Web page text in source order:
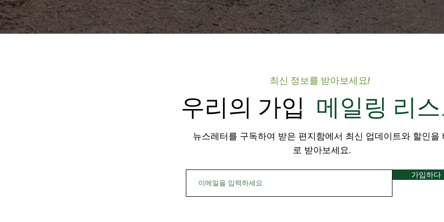
모두 확인
최신 정보를 받아보세요!
우리의 가입 메일링 리
뉴스레터를 구독하여 받은 편지함에서 최신 업데이트와 할인을
로 받아보세요.
가입하다